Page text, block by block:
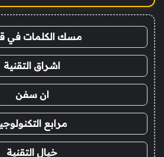
مسك الكلمات في
اشراق التقنية
ان سفن
مرابع
خيال التقنية